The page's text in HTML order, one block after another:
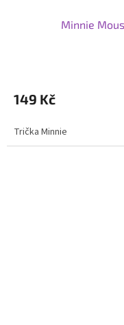
Minnie
149 Kč
Trička Minnie